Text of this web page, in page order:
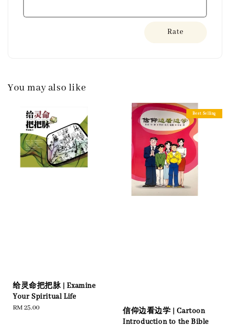
Rate
You may also like
给灵命把把脉 | Examine
Your Spiritual Life
Regular
RM 25.00
Best Selling
信仰边看边学 | Cartoon
Introduction to the Bible